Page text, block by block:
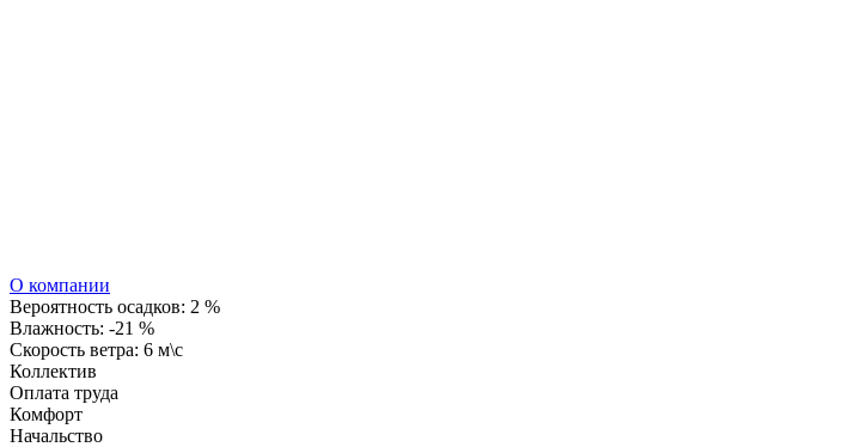
О компании
Вероятность осадков: 2 %
Влажность: -21 %
Скорость ветра: 6 м\с
Коллектив
Оплата труда
Комфорт
Начальство